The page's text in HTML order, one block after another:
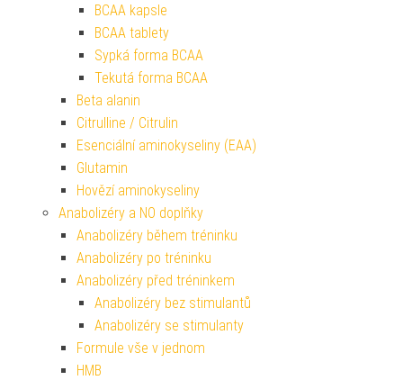
BCAA kapsle
BCAA tablety
Sypká forma BCAA
Tekutá forma BCAA
Beta alanin
Citrulline / Citrulin
Esenciální aminokyseliny (EAA)
Glutamin
Hovězí aminokyseliny
Anabolizéry a NO doplňky
Anabolizéry během tréninku
Anabolizéry po tréninku
Anabolizéry před tréninkem
Anabolizéry bez stimulantů
Anabolizéry se stimulanty
Formule vše v jednom
HMB